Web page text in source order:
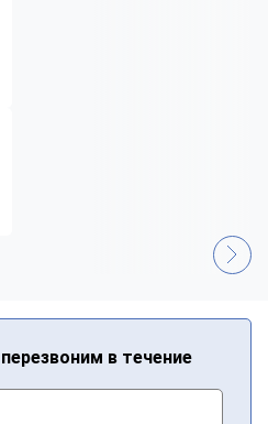
в течение